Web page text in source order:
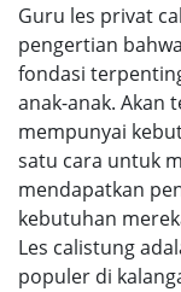
Guru les privat
pengertian
fondasi
anak-anak. Akan
mempunyai
satu cara untuk
mendapatkan
kebutuhan
Les calistung
populer di